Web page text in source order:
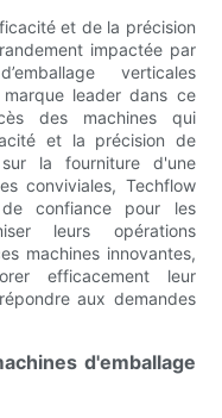
et de la précision
impactée par
verticales
leader dans ce
des machines qui
et la précision de
la fourniture d'une
conviviales, Techflow
confiance pour les
leurs opérations
machines innovantes,
efficacement leur
aux demandes
d'emballage